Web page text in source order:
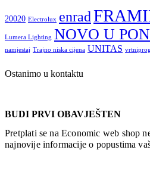
20020 Electrolux enrad
Lumera Lighting NOVO U
namjestaj Trajno niska cijena UNITAS
Ostanimo u kontaktu
BUDI PRVI OBAVJEŠTEN
Pretplati se na Economic web shop
najnovije informacije o popustima